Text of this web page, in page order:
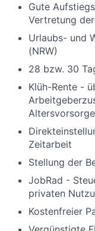
Gute
Vertretung
Urlaubs- und
(NRW)
28 bzw. 30
Klüh-Rente -
Altersvorsorge
Zeitarbeit
Stellung der
JobRad -
privaten
Kostenfreier